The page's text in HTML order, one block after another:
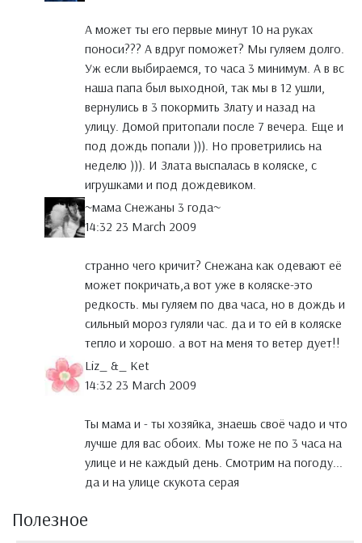
А может ты его первые минут 10 на руках
поноси??? А вдруг поможет? Мы гуляем долго.
Уж если выбираемся, то часа 3 минимум. А в вс
наша папа был выходной, так мы в 12 ушли,
вернулись в 3 покормить Злату и назад на
улицу. Домой притопали после 7 вечера. Еще и
под дождь попали ))). Но проветрились на
неделю ))). И Злата выспалась в коляске, с
игрушками и под дождевиком.
~мама Снежаны 3 года~
14:32 23 March 2009
cтранно чего кричит? Снежана как одевают её
может покричать,а вот уже в коляске-это
редкость. мы гуляем по два часа, но в дождь и
сильный мороз гуляли час. да и то ей в коляске
тепло и хорошо. а вот на меня то ветер дует!!
Liz_ &_ Ket
14:32 23 March 2009
Ты мама и - ты хозяйка, знаешь своё чадо и что
лучше для вас обоих. Мы тоже не по 3 часа на
улице и не каждый день. Смотрим на погоду...
да и на улице скукота серая
Полезное